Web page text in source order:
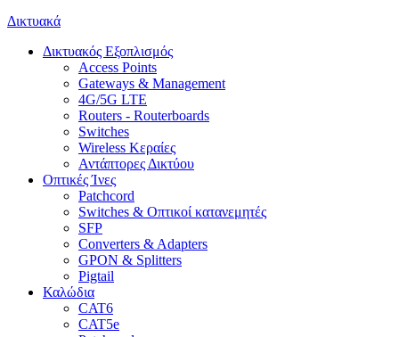
Δικτυακά
Δικτυακός Εξοπλισμός
Access Points
Gateways & Management
4G/5G LTE
Routers - Routerboards
Switches
Wireless Κεραίες
Αντάπτορες Δικτύου
Οπτικές Ίνες
Patchcord
Switches & Οπτικοί κατανεμητές
SFP
Converters & Adapters
GPON & Splitters
Pigtail
Καλώδια
CAT6
CAT5e